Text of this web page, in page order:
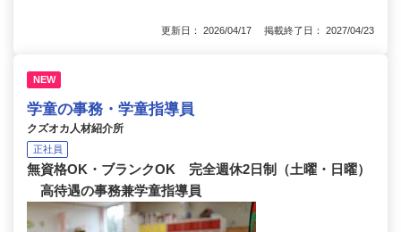
更新日： 2026/04/17 掲載終了日： 2027/04/23
NEW
学童の事務・学童指導員
クズオカ人材紹介所
正社員
無資格OK・ブランクOK 完全週休2日制（土曜・日曜）
高待遇の事務兼学童指導員